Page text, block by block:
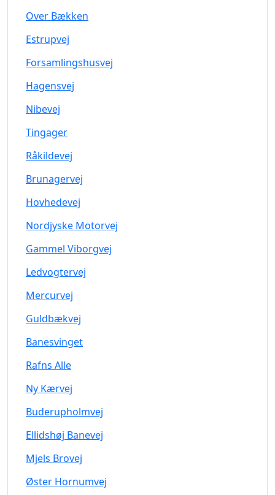
Over Bækken
Estrupvej
Forsamlingshusvej
Hagensvej
Nibevej
Tingager
Råkildevej
Brunagervej
Hovhedevej
Nordjyske Motorvej
Gammel Viborgvej
Ledvogtervej
Mercurvej
Guldbækvej
Banesvinget
Rafns Alle
Ny Kærvej
Buderupholmvej
Ellidshøj Banevej
Mjels Brovej
Øster Hornumvej